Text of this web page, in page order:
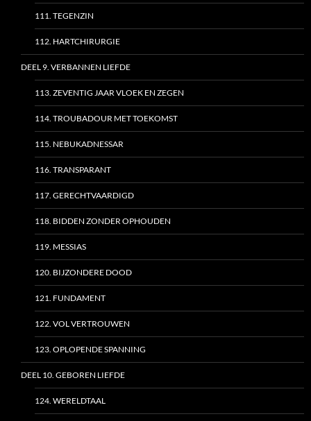
111. TEGENZIN
112. HARTCHIRURGIE
DEEL 9. VERBANNEN LIEFDE
113. ZEVENTIG JAAR VLOEK EN ZEGEN
114. TROUBADOUR MET TOEKOMST
115. NEBUKADNESSAR
116. TRANSPARANT
117. GERECHTVAARDIGD
118. BIDDEN ZONDER OPHOUDEN
119. MESSIAS
120. BIJZONDERE DOOD
121. FUNDAMENT
122. VOL VERTROUWEN
123. OPLOPENDE SPANNING
DEEL 10. GEBOREN LIEFDE
124. WERELDTAAL